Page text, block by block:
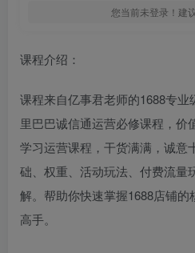
您当前未登录！建
课程介绍：
课程来自亿事君老师的1688专
里巴巴诚信通运营必修课程，价
学习运营课程，干货满满，诚意
础、权重、活动玩法、付费流量
解。帮助你快速掌握1688店铺
高手。